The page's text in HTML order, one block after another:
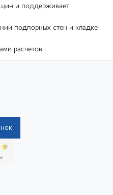
и поддерживает
подпорных стен и кладке
расчетов.